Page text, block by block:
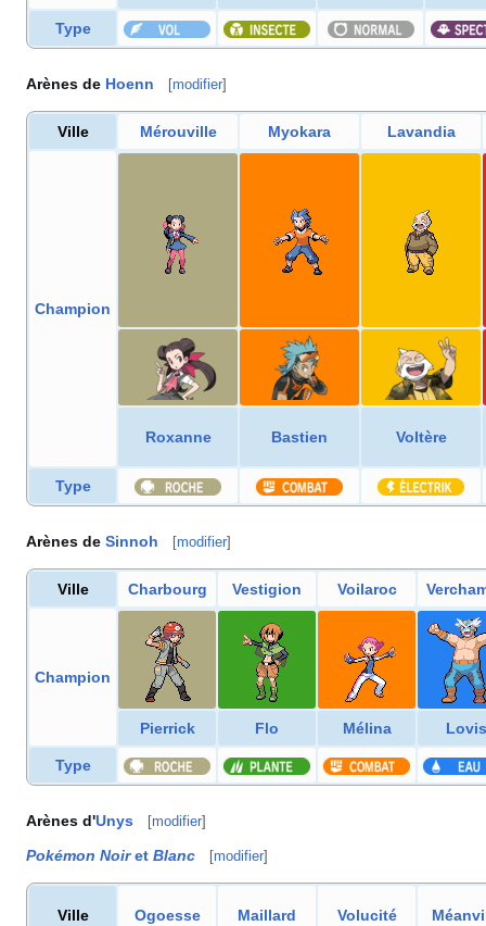
Type
Arènes de Hoenn [modifier]
Ville Mérouville Myokara Lavandia
Champion
Roxanne Bastien Voltère
Type
Arènes de Sinnoh [modifier]
Ville Charbourg Vestigion Voilaroc
Champion
Pierrick Flo Mélina Lovis
Type
Arènes d'Unys [modifier]
Pokémon Noiret Blanc [modifier]
Ville Ogoesse Maillard Volucité